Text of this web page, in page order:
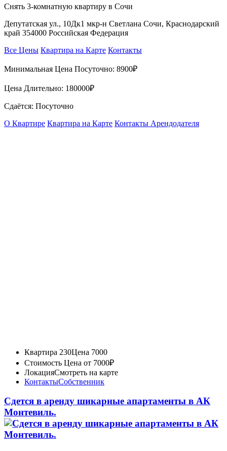
Снять 3-комнатную квартиру в Сочи
Депутатская ул., 10Дк1 мкр-н Светлана Сочи, Краснодарский
край 354000 Российская Федерация
Все Цены Квартира на Карте Контакты
Минимальная Цена Посуточно: 8900₽
Цена Длительно: 180000₽
Сдаётся: Посуточно
О Квартире Квартира на Карте Контакты Арендодателя
Квартира 230Цена 7000
Стоимость Цена от 7000₽
ЛокацияСмотреть на карте
КонтактыСобственник
Сдется в аренду шикарные апартаменты в АК
Монтевиль.